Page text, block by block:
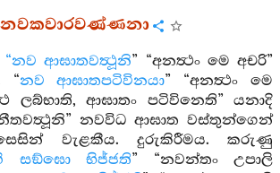
නවකවාරවණ්ණනා
ආඝාතවත්‍ථූනි” “අනත්‍ථං මෙ අචරි”
“නව ආඝාතපටිවිනයා” “අනත්‍ථං මෙ
ලබ්භාති, ආඝාතං පටිවිනෙති” යනාදි
නවවිධ ආඝාත වස්තුන්ගෙන්
වැළකීය. දුරුකිරීමය. කරුණු
සඞ්ඝො භිජ්ජති” “නවන්තං උපාලි